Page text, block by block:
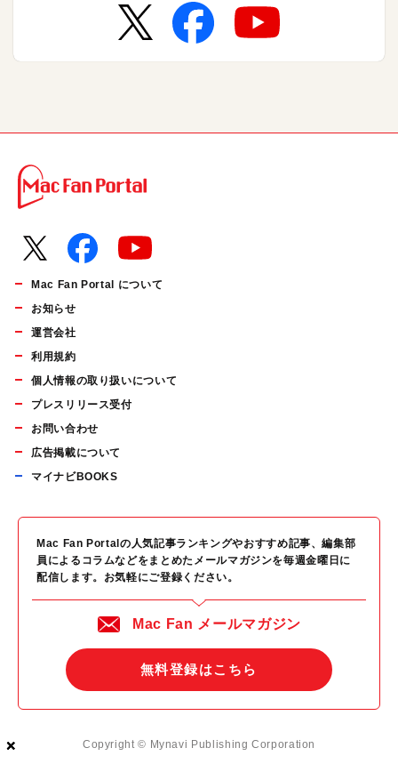
×
×
×
Mac Fan Portal について
お知らせ
運営会社
利用規約
個人情報の取り扱いについて
プレスリリース受付
お問い合わせ
広告掲載について
マイナビBOOKS
Mac Fan Portalの人気記事ランキングやおすすめ記事、編集部
員によるコラムなどをまとめたメールマガジンを毎週金曜日に
配信します。お気軽にご登録ください。
Mac Fan メールマガジン
無料登録はこちら
Copyright © Mynavi Publishing Corporation